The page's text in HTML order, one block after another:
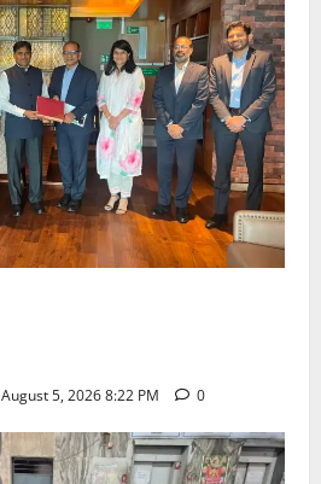
August 5, 2026 8:22 PM 0